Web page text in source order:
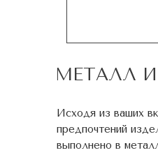
МЕТАЛЛ
Исходя из ваших
предпочтений
выполнено в